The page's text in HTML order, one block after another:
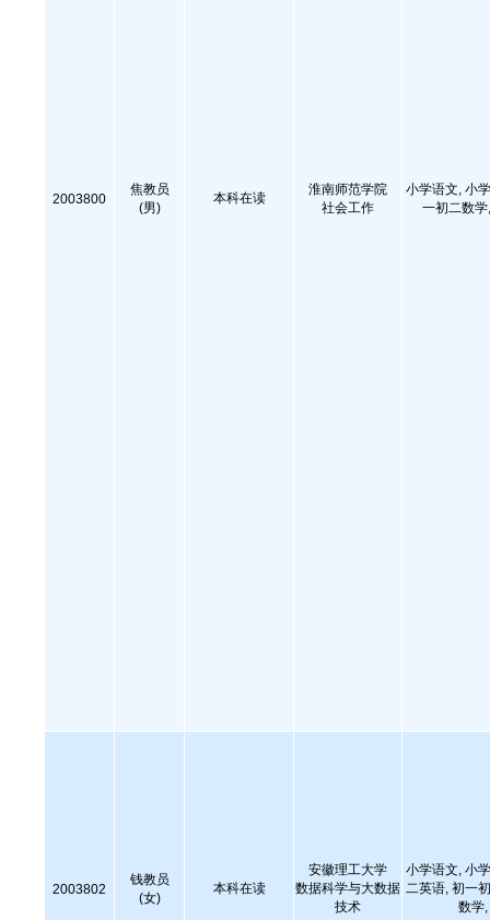
2003800
焦教员
(男)
本科在读
淮南师范学院
社会工作
小学语文, 小
一初二数
2003802
钱教员
(女)
本科在读
安徽理工大学
数据科学与大数据
技术
小学语文, 小
二英语, 初一
数学